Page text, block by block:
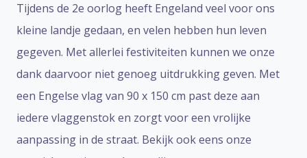
Tijdens de 2e oorlog heeft Engeland veel voor ons
kleine landje gedaan, en velen hebben hun leven
gegeven. Met allerlei festiviteiten kunnen we onze
dank daarvoor niet genoeg uitdrukking geven. Met
een Engelse vlag van 90 x 150 cm past deze aan
iedere vlaggenstok en zorgt voor een vrolijke
aanpassing in de straat. Bekijk ook eens onze